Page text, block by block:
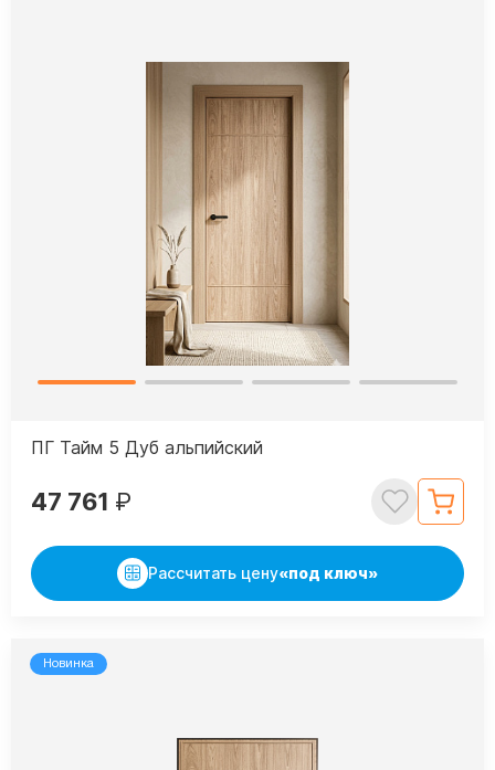
ПГ Тайм 5 Дуб альпийский
47 761 ₽
Рассчитать цену«под ключ»
Новинка